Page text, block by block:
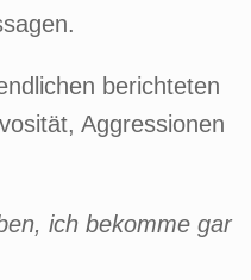
berichteten
Aggressionen
ich bekomme gar